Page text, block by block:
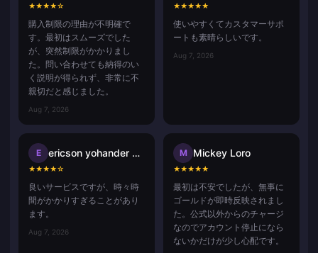
★★★★☆
購入制限の理由が不明確で
す。最初はスムーズでした
が、突然制限がかかりまし
た。問い合わせても納得のい
く説明が得られず、非常に不
親切だと感じました。
Aug 7, 2026
★★★★★
使いやすくてカスタマーサポ
ートも素晴らしいです。
Aug 7, 2026
E ericson yohander alvarado mart
★★★★☆
良いサービスですが、時々時
間がかかりすぎることがあり
ます。
Aug 7, 2026
M Mickey Loro
★★★★★
最初は不安でしたが、無事に
ゴールドが即時反映されまし
た。公式以外からのチャージ
なのでアカウント停止になら
ないかだけが少し心配です。